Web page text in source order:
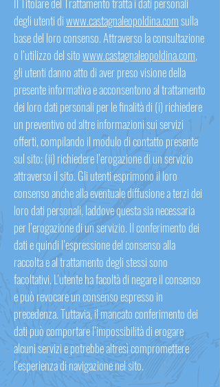
degli utenti diwww.castagnaleopoldina.comsulla
base del loro consenso. Attraverso la consultazione
o l’utilizzo del sitowww.castagnaleopoldina.com,
gli utenti danno atto di aver preso visione della
presente informativa e acconsentono al trattamento
dei loro dati personali per le finalità di (i) richiedere
un preventivo od altre informazioni sui servizi
offerti, compilando il modulo di contatto presente
sul sito; (ii) richiedere l’erogazione di un servizio
attraverso il sito. Gli utenti esprimono il loro
consenso anche alla eventuale diffusione a terzi dei
loro dati personali, laddove questa sia necessaria
per l’erogazione di un servizio. Il conferimento dei
dati e quindi l’espressione del consenso alla
raccolta e al trattamento degli stessi sono
facoltativi. L’utente ha facoltà di negare il consenso
e può revocare un consenso espresso in
precedenza. Tuttavia, il mancato conferimento dei
dati può comportare l’impossibilità di erogare
alcuni servizi e potrebbe altresì compromettere
l’esperienza di navigazione nel sito.